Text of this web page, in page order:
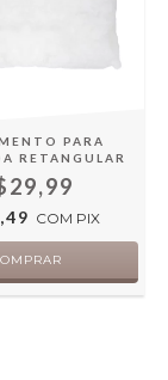
PARA
RETANGULAR
COM PIX